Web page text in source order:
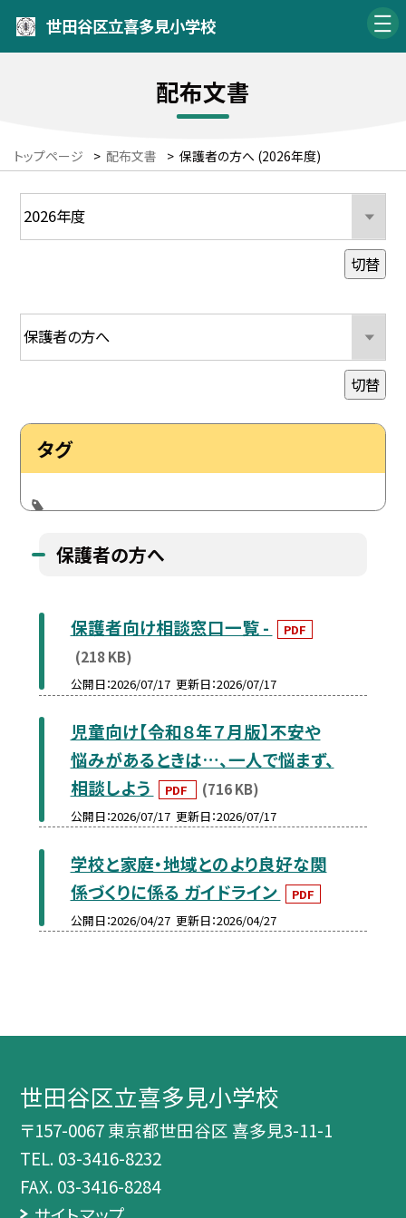
世田谷区立喜多見小学校
配布文書
トップページ > 配布文書 > 保護者の方へ (2026年度)
切替
切替
タグ
保護者の方へ
保護者向け相談窓口一覧 - PDF
(218 KB)
公開日 2026/07/17 更新日 2026/07/17
児童向け【令和８年７月版】不安や
悩みがあるときは…、一人で悩まず、
相談しよう
PDF (716 KB)
公開日 2026/07/17 更新日 2026/07/17
学校と家庭・地域とのより良好な関
係づくりに係る ガイドライン
PDF
公開日 2026/04/27 更新日 2026/04/27
世田谷区立喜多見小学校
〒157-0067 東京都世田谷区 喜多見3-11-1
TEL. 03-3416-8232
FAX. 03-3416-8284